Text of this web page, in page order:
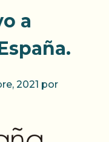
a
2021 por